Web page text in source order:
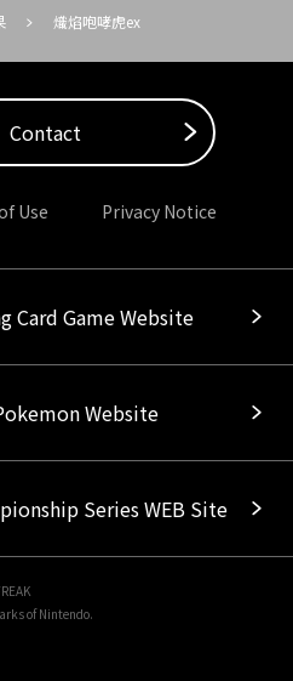
熾焰咆哮虎ex
Contact
Use Privacy Notice
Card Game Website
Website
Series WEB Site
of Nintendo.